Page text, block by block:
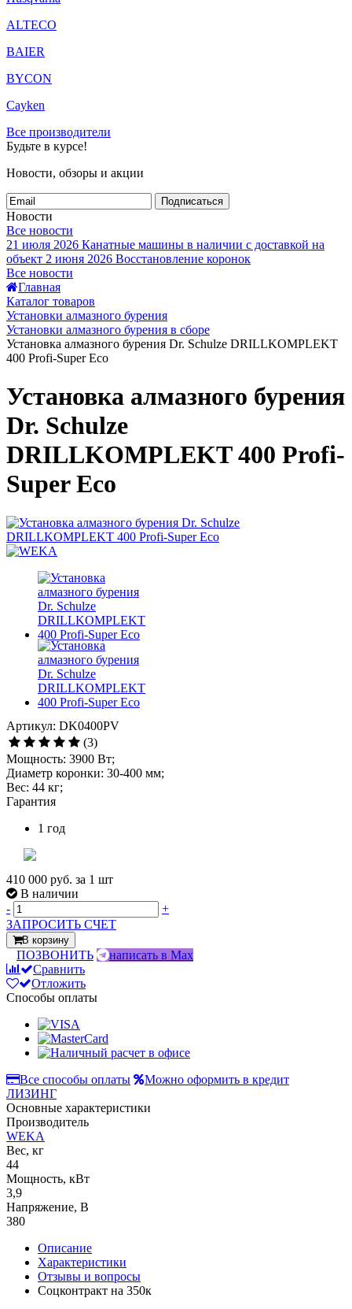
ALTECO
BAIER
BYCON
Cayken
Все производители
Будьте в курсе!
Новости, обзоры и акции
Подписаться
Новости
Все новости
21 июля 2026 Канатные машины в наличии с доставкой на
объект 2 июня 2026 Восстановление коронок
Все новости
Главная
Каталог товаров
Установки алмазного бурения
Установки алмазного бурения в сборе
Установка алмазного бурения Dr. Schulze DRILLKOMPLEKT
400 Profi-Super Eco
Установка алмазного бурения
Dr. Schulze
DRILLKOMPLEKT 400 Profi-
Super Eco
Артикул: DK0400PV
(3)
Мощность: 3900 Вт;
Диаметр коронки: 30-400 мм;
Вес: 44 кг;
Гарантия
1 год
410 000 руб. за 1 шт
В наличии
-
+
ЗАПРОСИТЬ СЧЕТ
В корзину
ПОЗВОНИТЬ
написать в Max
Сравнить
Отложить
Способы оплаты
Все способы оплаты
Можно оформить в кредит
ЛИЗИНГ
Основные характеристики
Производитель
WEKA
Вес, кг
44
Мощность, кВт
3,9
Напряжение, В
380
Описание
Характеристики
Отзывы и вопросы
Соцконтракт на 350к